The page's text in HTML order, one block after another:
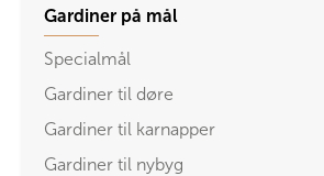
Gardiner på mål
Specialmål
Gardiner til døre
Gardiner til karnapper
Gardiner til nybyg